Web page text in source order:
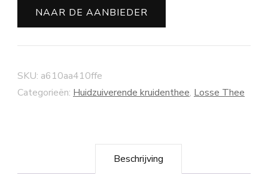
NAAR DE AANBIEDER
SKU: a610aa410ffe
Categorieën: Huidzuiverende kruidenthee, Losse Thee
Beschrijving